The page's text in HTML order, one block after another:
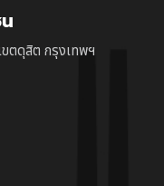
ตดุสิต กรุงเทพฯ